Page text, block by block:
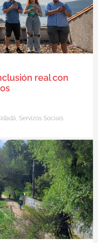
real con
Servizos Sociais